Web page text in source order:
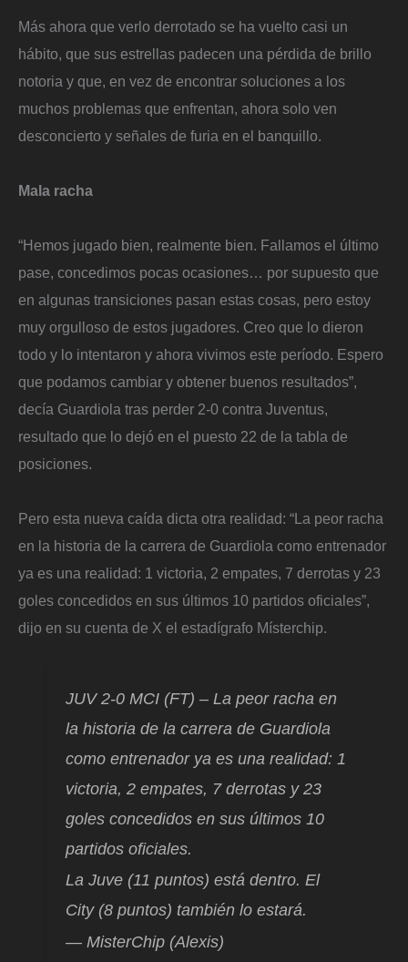
​Más ahora que verlo derrotado se ha vuelto casi un
hábito, que sus estrellas padecen una pérdida de brillo
notoria y que, en vez de encontrar soluciones a los
muchos problemas que enfrentan, ahora solo ven
desconcierto y señales de furia en el banquillo.
​Mala racha
“​Hemos jugado bien, realmente bien. Fallamos el último
pase, concedimos pocas ocasiones… por supuesto que
en algunas transiciones pasan estas cosas, pero estoy
muy orgulloso de estos jugadores. Creo que lo dieron
todo y lo intentaron y ahora vivimos este período. Espero
que podamos cambiar y obtener buenos resultados”,
decía Guardiola tras perder 2-0 contra Juventus,
resultado que lo dejó en el puesto 22 de la tabla de
posiciones.
​Pero esta nueva caída dicta otra realidad: “La peor racha
en la historia de la carrera de Guardiola como entrenador
ya es una realidad: 1 victoria, 2 empates, 7 derrotas y 23
goles concedidos en sus últimos 10 partidos oficiales”,
dijo en su cuenta de X el estadígrafo Místerchip.
JUV 2-0 MCI (FT) – La peor racha en
la historia de la carrera de Guardiola
como entrenador ya es una realidad: 1
victoria, 2 empates, 7 derrotas y 23
goles concedidos en sus últimos 10
partidos oficiales.
La Juve (11 puntos) está dentro. El
City (8 puntos) también lo estará.
— MisterChip (Alexis)